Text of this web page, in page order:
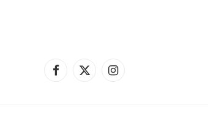
Facebook
X
Instagram